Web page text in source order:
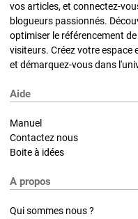
vos articles, et connectez-
blogueurs passionnés.
optimiser le référencement
visiteurs. Créez votre espace
et démarquez-vous dans
Aide
Manuel
Contactez nous
Boite à idées
A propos
Qui sommes nous ?